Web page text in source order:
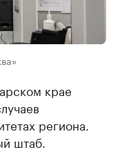
крае
региона.
штаб.